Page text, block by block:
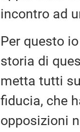
incontro ad
Per questo
storia di
metta tutti
fiducia, che
opposizioni